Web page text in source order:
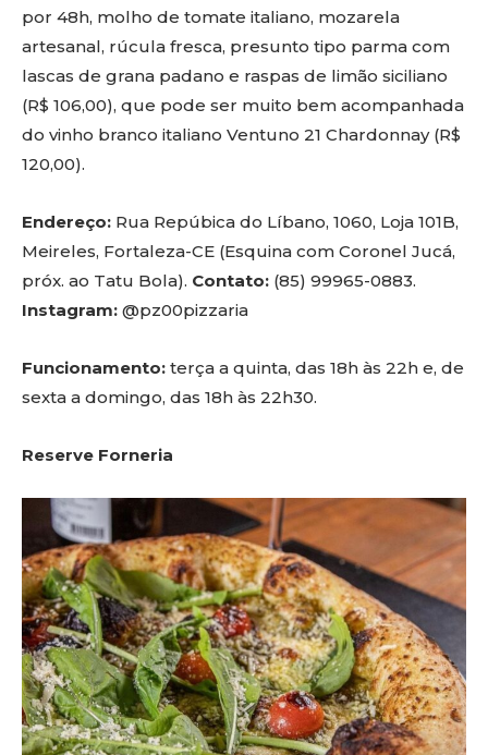
por 48h, molho de tomate italiano, mozarela
artesanal, rúcula fresca, presunto tipo parma com
lascas de grana padano e raspas de limão siciliano
(R$ 106,00), que pode ser muito bem acompanhada
do vinho branco italiano Ventuno 21 Chardonnay (R$
120,00).
Endereço: Rua Repúbica do Líbano, 1060, Loja 101B,
Meireles, Fortaleza-CE (Esquina com Coronel Jucá,
próx. ao Tatu Bola). Contato: (85) 99965-0883.
Instagram: @pz00pizzaria
Funcionamento: terça a quinta, das 18h às 22h e, de
sexta a domingo, das 18h às 22h30.
Reserve Forneria